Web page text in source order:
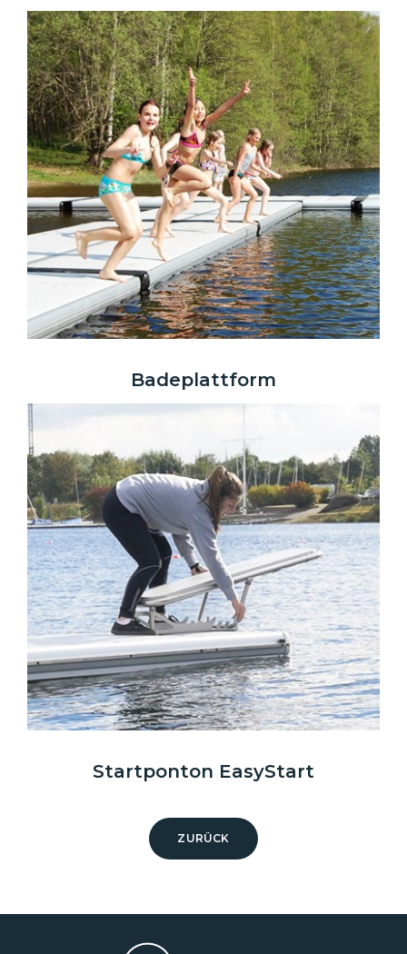
Badeplattform
Startponton EasyStart
ZURÜCK